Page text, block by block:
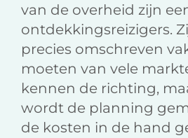
van de overheid zijn
ontdekkingsreizigers.
precies omschreven
moeten van vele
kennen de richting,
wordt de planning
de kosten in de hand